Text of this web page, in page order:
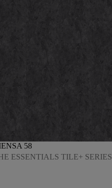
58
ESSENTIALS TILE+ SERIES